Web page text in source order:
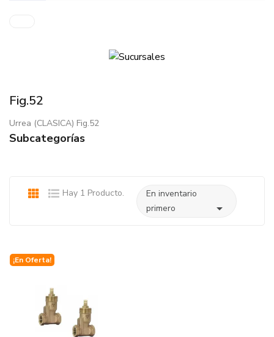
Fig.52
Urrea (CLASICA) Fig.52
Subcategorías
Hay 1 Producto.
En inventario
primero

¡En Oferta!